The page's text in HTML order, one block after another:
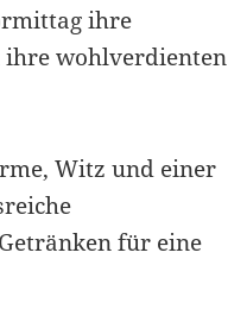
ihre
ihre wohlverdienten
Witz und einer
für eine